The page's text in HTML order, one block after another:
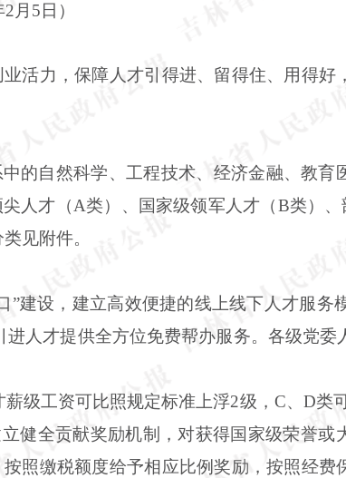
2月5日）
活力，保障人才引得进、留得住、用得好
的自然科学、工程技术、经济金融、教育
人才（A类）、国家级领军人才（B类）
见附件。
”建设，建立高效便捷的线上线下人才服务
人才提供全方位免费帮办服务。各级党委
级工资可比照规定标准上浮2级，C、D类
健全贡献奖励机制，对获得国家级荣誉或
照缴税额度给予相应比例奖励，按照经费